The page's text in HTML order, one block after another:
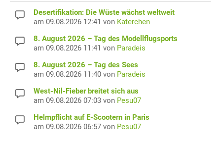
Desertifikation: Die Wüste wächst weltweit
am 09.08.2026 12:41 von Katerchen
8. August 2026 – Tag des Modellflugsports
am 09.08.2026 11:41 von Paradeis
8. August 2026 – Tag des Sees
am 09.08.2026 11:40 von Paradeis
West-Nil-Fieber breitet sich aus
am 09.08.2026 07:03 von Pesu07
Helmpflicht auf E-Scootern in Paris
am 09.08.2026 06:57 von Pesu07